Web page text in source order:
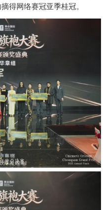
得网络赛冠亚季桂冠。